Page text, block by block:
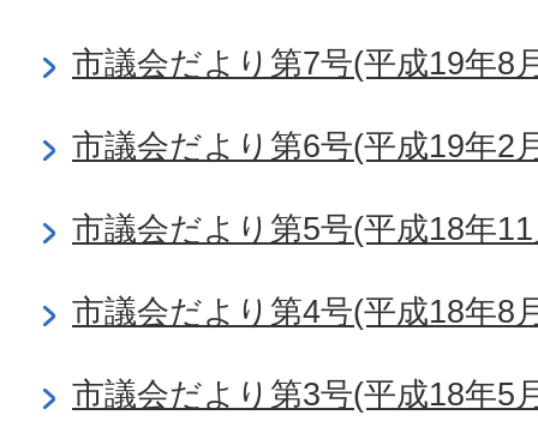
市議会だより第7号(平成19年8
市議会だより第6号(平成19年2
市議会だより第5号(平成18年
市議会だより第4号(平成18年8
市議会だより第3号(平成18年5